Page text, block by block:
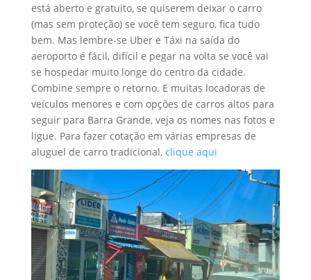
está aberto e gratuito, se quiserem deixar o carro
(mas sem proteção) se você tem seguro, fica tudo
bem. Mas lembre-se Uber e Táxi na saída do
aeroporto é fácil, difícil e pegar na volta se você vai
se hospedar muito longe do centro da cidade.
Combine sempre o retorno. E muitas locadoras de
veículos menores e com opções de carros altos para
seguir para Barra Grande, veja os nomes nas fotos e
ligue. Para fazer cotação em várias empresas de
aluguel de carro tradicional, clique aqui